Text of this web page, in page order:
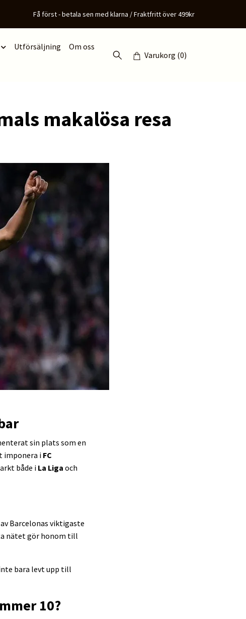
Få först - betala sen med klarna / Fraktfritt över 499kr
Utförsäljning
Om oss
Varukorg (0)
makalösa resa
sin plats som en
imponera i FC
både i La Liga och
Barcelonas viktigaste
nätet gör honom till
bara levt upp till
10?